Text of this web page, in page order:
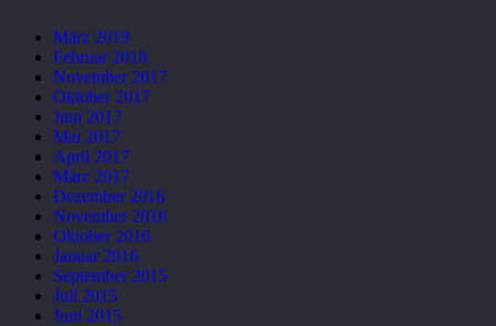
März 2019
Februar 2018
November 2017
Oktober 2017
Juni 2017
Mai 2017
April 2017
März 2017
Dezember 2016
November 2016
Oktober 2016
Januar 2016
September 2015
Juli 2015
Juni 2015